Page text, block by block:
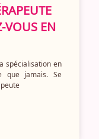
VOUS EN
spécialisation en
que jamais. Se